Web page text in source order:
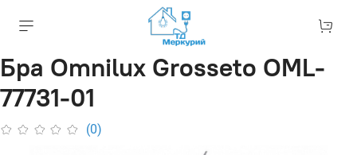
Бра Omnilux Grosseto OML-
77731-01
(0)